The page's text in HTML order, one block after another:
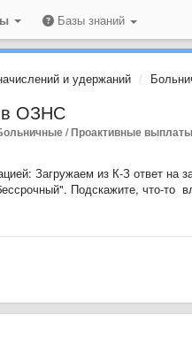
Базы знаний
и удержаний
в ОЗНС
/ Проактивные выплаты
Загружаем из К-З ответ
Подскажите, что-то